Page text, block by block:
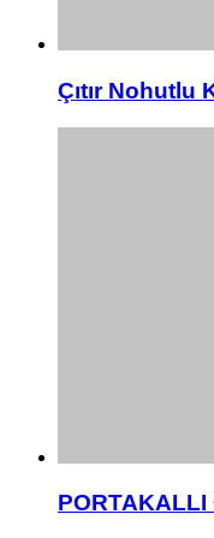
Çıtır Nohutlu
PORTAKALLI